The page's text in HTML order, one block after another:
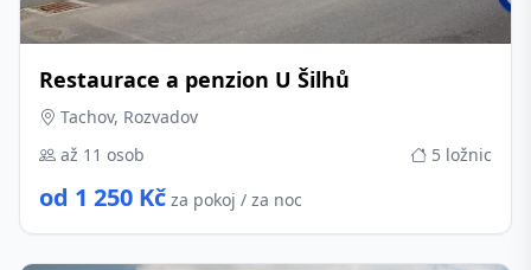
Restaurace a penzion U Šilhů
Tachov, Rozvadov
až 11 osob
5 ložnic
od 1 250 Kč za pokoj / za noc